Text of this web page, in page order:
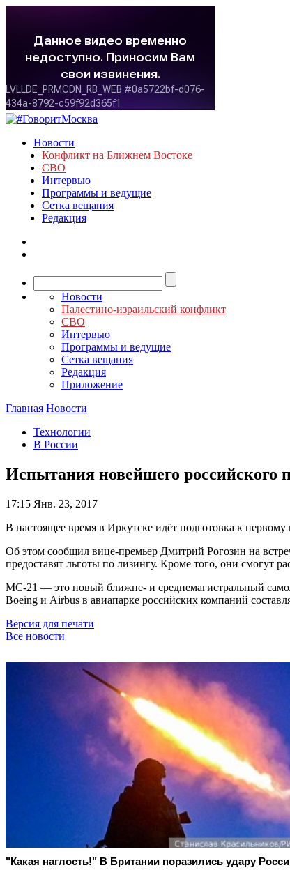
Новости
Конфликт на Ближнем Востоке
СВО
Интервью
Программы и ведущие
Сетка вещания
Редакция
Новости
Палестино-израильский конфликт
СВО
Интервью
Программы и ведущие
Сетка вещания
Редакция
Приложение
Главная Новости
Технологии
В России
Испытания новейшего российского
17:15 Янв. 23, 2017
В настоящее время в Иркутске идёт подготовка к
Об этом сообщил вице-премьер Дмитрий Рогозин на
предоставят льготы по лизингу. Кроме того, они смогут
МС-21 — это новый ближне- и среднемагистральный
Boeing и Airbus в авиапарке российских компаний
Версия для печати
Все новости
"Какая наглость!" В Британии поразились удару